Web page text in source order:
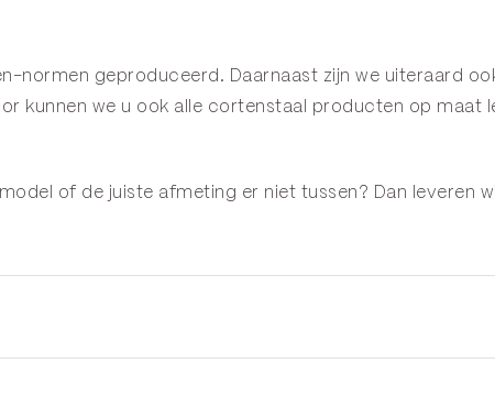
geproduceerd. Daarnaast zijn we uiteraard
kunnen we u ook alle cortenstaal producten op maat
of de juiste afmeting er niet tussen? Dan leveren